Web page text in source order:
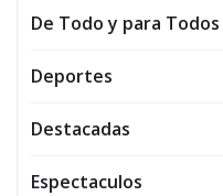
De Todo y para Todos
Deportes
Destacadas
Espectaculos